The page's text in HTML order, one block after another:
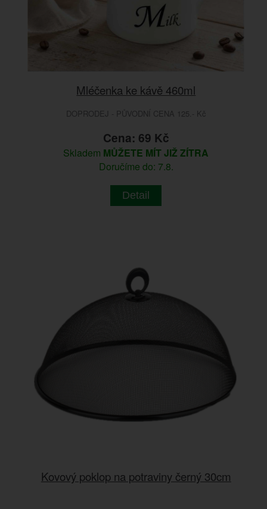
Mléčenka ke kávě 460ml
DOPRODEJ - PŮVODNÍ CENA 125.- Kč
Cena: 69 Kč
Skladem MŮŽETE MÍT JIŽ ZÍTRA
Doručíme do: 7.8.
Detail
Kovový poklop na potraviny černý 30cm